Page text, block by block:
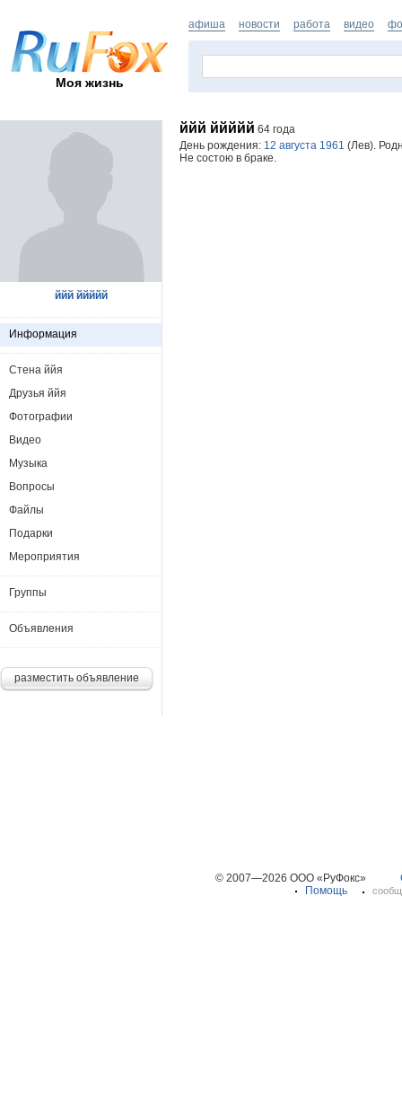
Моя жизнь
афиша новости работа видео
ййй ййййй 64 года
День рождения: 12 августа 1961 (Лев).
Не состою в браке.
ййй ййййй
Информация
Стена ййя
Друзья ййя
Фотографии
Видео
Музыка
Вопросы
Файлы
Подарки
Мероприятия
Группы
Объявления
разместить объявление
© 2007—2026 ООО «РуФокс»
Помощь